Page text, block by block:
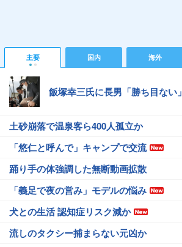
主要 国内 海外
飯塚幸三氏に長男「勝ち目ない」
土砂崩落で温泉客ら400人孤立か
「悠仁と呼んで」キャンプで交流
踊り手の体強調した無断動画拡散
「義足で夜の営み」モデルの悩み
犬との生活 認知症リスク減か
流しのタクシー捕まらない元凶か